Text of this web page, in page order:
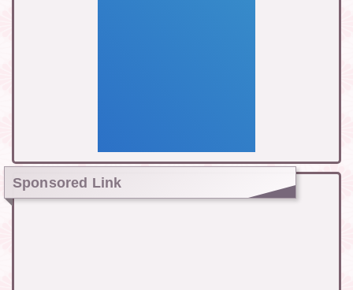
Sponsored Link